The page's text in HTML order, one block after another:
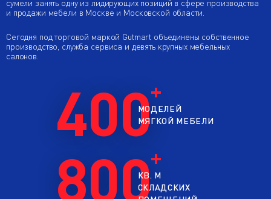
сумели занять одну из лидирующих позиций в сфере производства
и продажи мебели в Москве и Московской области.
Сегодня под торговой маркой Gutmart объединены собственное
производство, служба сервиса и девять крупных мебельных
салонов.
400МОДЕЛЕЙ
МЯГКОЙ МЕБЕЛИ
800
КВ. М
СКЛАДСКИХ